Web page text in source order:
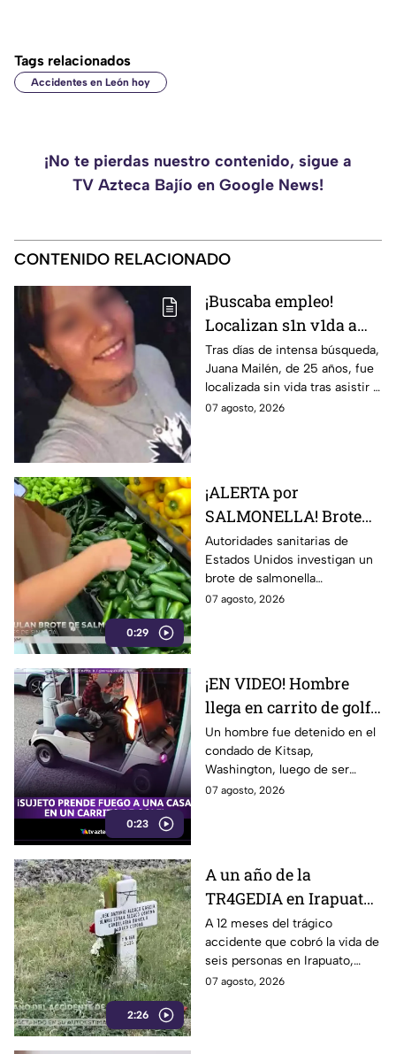
Tags relacionados
Accidentes en León hoy
¡No te pierdas nuestro contenido, sigue a
TV Azteca Bajío en Google News!
CONTENIDO RELACIONADO
¡Buscaba empleo!
Localizan s1n v1da a
joven de 25 años que
acudió a entrevista de
trabajo falsa
Tras días de intensa búsqueda,
Juana Mailén, de 25 años, fue
localizada sin vida tras asistir a
una supuesta oferta laboral en
07 agosto, 2026
0:29
¡ALERTA por
SALMONELLA! Brote
ligado a CHILES
jalapeños ya afecta a 27
estados
Autoridades sanitarias de
Estados Unidos investigan un
brote de salmonella
relacionado con chiles
07 agosto, 2026
0:23
¡EN VIDEO! Hombre
llega en carrito de golf
con un perro y termina
DESATANDO inc3ndio
en una casa
Un hombre fue detenido en el
condado de Kitsap,
Washington, luego de ser
señalado como presunto
07 agosto, 2026
2:26
A un año de la
TR4GEDIA en Irapuato:
así luce hoy el lugar
donde MURI3RON seis
personas arroll4das
por el tren
A 12 meses del trágico
accidente que cobró la vida de
seis personas en Irapuato,
flores, veladoras y murales
07 agosto, 2026